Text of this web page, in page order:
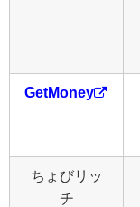
GetMoney
ちょびリッ
チ